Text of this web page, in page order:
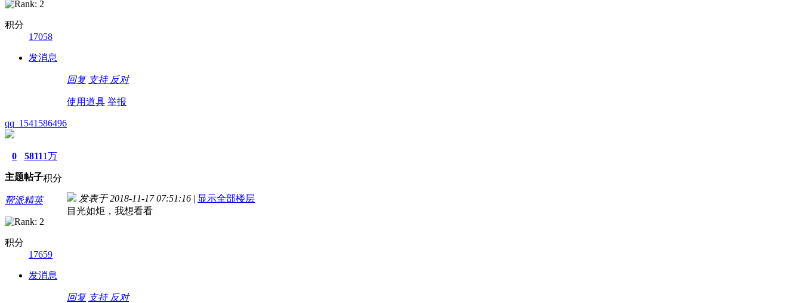
积分
17058
发消息
回复 支持 反对
使用道具 举报
qq_1541586496
0
主题
5811
帖子
1万
积分
帮派精英
积分
17659
发消息
发表于 2018-11-17 07:51:16 | 显示全部楼层
目光如炬，我想看看
回复 支持 反对